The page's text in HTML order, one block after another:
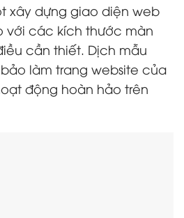
xây dựng giao diện web
với các kích thước màn
cần thiết. Dịch mẫu
làm trang website của
động hoàn hảo trên